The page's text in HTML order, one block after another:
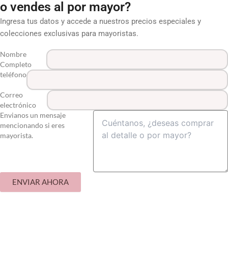
o vendes al por mayor?
Ingresa tus datos y accede a nuestros precios especiales y
colecciones exclusivas para mayoristas.
Nombre
Completo
teléfono
Correo
electrónico
Envianos un mensaje
mencionando si eres
mayorista.
ENVIAR AHORA